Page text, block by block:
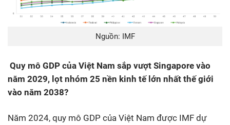
Nguồn: IMF
Quy mô GDP của Việt Nam sắp vượt Singapore vào
năm 2029, lọt nhóm 25 nền kinh tế lớn nhất thế giới
vào năm 2038?
Năm 2024, quy mô GDP của Việt Nam được IMF dự